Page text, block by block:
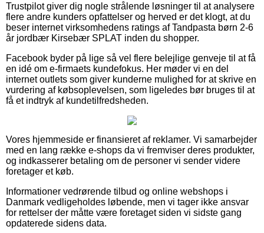
Trustpilot giver dig nogle strålende løsninger til at analysere
flere andre kunders opfattelser og herved er det klogt, at du
beser internet virksomhedens ratings af Tandpasta børn 2-6
år jordbær Kirsebær SPLAT inden du shopper.
Facebook byder på lige så vel flere belejlige genveje til at få
en idé om e-firmaets kundefokus. Her møder vi en del
internet outlets som giver kunderne mulighed for at skrive en
vurdering af købsoplevelsen, som ligeledes bør bruges til at
få et indtryk af kundetilfredsheden.
Vores hjemmeside er finansieret af reklamer. Vi samarbejder
med en lang række e-shops da vi fremviser deres produkter,
og indkasserer betaling om de personer vi sender videre
foretager et køb.
Informationer vedrørende tilbud og online webshops i
Danmark vedligeholdes løbende, men vi tager ikke ansvar
for rettelser der måtte være foretaget siden vi sidste gang
opdaterede sidens data.